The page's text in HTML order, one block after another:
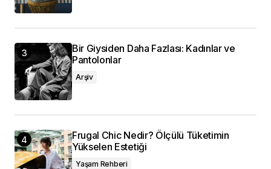
Bir Giysiden Daha Fazlası: Kadınlar ve
Pantolonlar
Arşiv
Frugal Chic Nedir? Ölçülü Tüketimin
Yükselen Estetiği
Yaşam Rehberi